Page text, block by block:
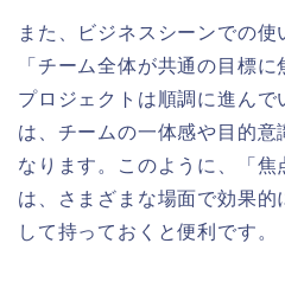
また、ビジネスシーンでの使
「チーム全体が共通の目標に
プロジェクトは順調に進んで
は、チームの一体感や目的意
なります。このように、「
は、さまざまな場面で効果的
して持っておくと便利です。